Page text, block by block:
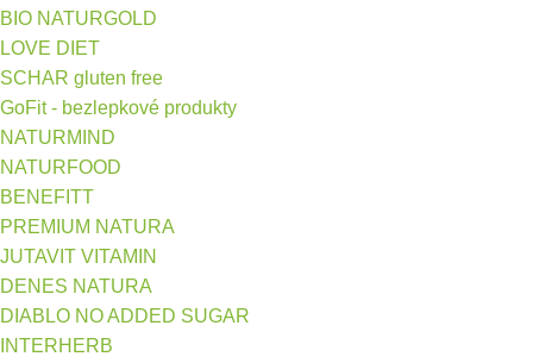
BIO NATURGOLD
LOVE DIET
SCHAR gluten free
GoFit - bezlepkové produkty
NATURMIND
NATURFOOD
BENEFITT
PREMIUM NATURA
JUTAVIT VITAMIN
DENES NATURA
DIABLO NO ADDED SUGAR
INTERHERB